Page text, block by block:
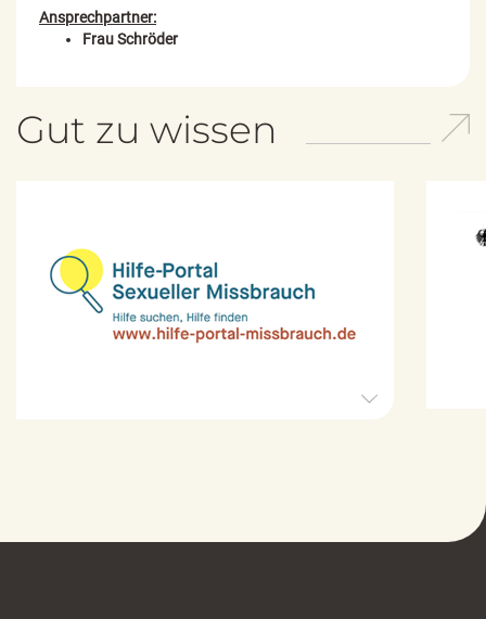
Ansprechpartner:
Frau Schröder
Gut zu wissen
o